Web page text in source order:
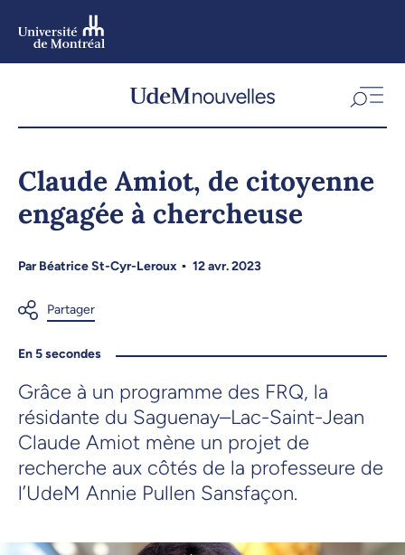
Claude Amiot, de citoyenne
engagée à chercheuse
ParBéatrice St-Cyr-Leroux 12 avr. 2023
En 5 secondes
Grâce à un programme des FRQ, la
résidante du Saguenay–Lac-Saint-Jean
Claude Amiot mène un projet de
recherche aux côtés de la professeure de
l’UdeM Annie Pullen Sansfaçon.